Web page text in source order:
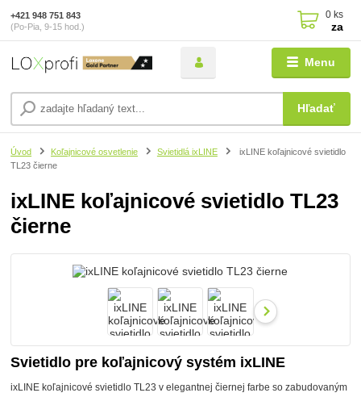
Menu
Hľadať
+421 948 751 843
(Po-Pia, 9-15 hod.)
0 ks
za
Úvod Koľajnicové osvetlenie Svietidlá ixLINE
ixLINE koľajnicové svietidlo
TL23 čierne
ixLINE koľajnicové svietidlo TL23
čierne
Svietidlo pre koľajnicový systém ixLINE
ixLINE koľajnicové svietidlo TL23 v elegantnej čiernej farbe so zabudovaným